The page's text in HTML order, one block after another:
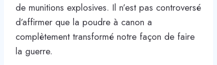
de munitions explosives. Il n’est pas controversé
d’affirmer que la poudre à canon a
complètement transformé notre façon de faire
la guerre.